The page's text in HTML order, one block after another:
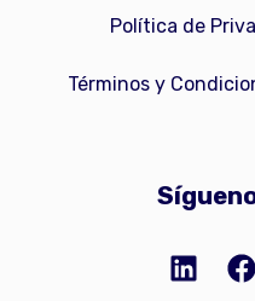
Política de
Términos y